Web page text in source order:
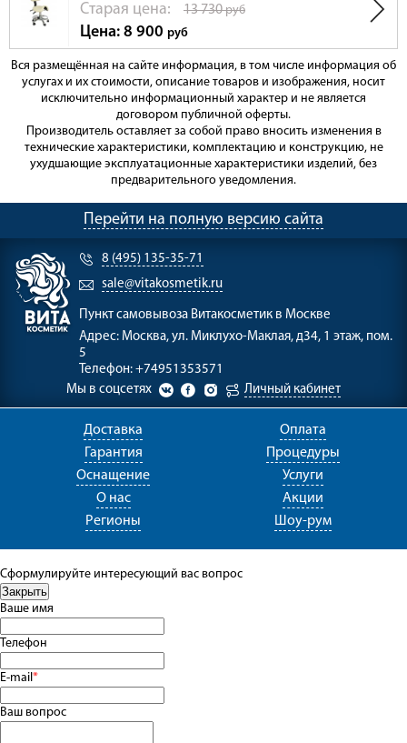
Cтарая цена: 13 730руб
Цена: 8 900 руб
Вся размещённая на сайте информация, в том числе информация об
услугах и их стоимости, описание товаров и изображения, носит
исключительно информационный характер и не является
договором публичной оферты.
Производитель оставляет за собой право вносить изменения в
технические характеристики, комплектацию и конструкцию, не
ухудшающие эксплуатационные характеристики изделий, без
предварительного уведомления.
Перейти на полную версию сайта
8 (495) 135-35-71
sale@vitakosmetik.ru
Пункт самовывоза Витакосметик в Москве
Адрес: Москва, ул. Миклухо-Маклая, д34, 1 этаж, пом.
5
Телефон: +74951353571
Мы в соцсетях
Личный кабинет
Доставка
Оплата
Гарантия
Процедуры
Оснащение
Услуги
О нас
Акции
Регионы
Шоу-рум
Сформулируйте интересующий вас вопрос
Ваше имя
Телефон
E-mail*
Ваш вопрос